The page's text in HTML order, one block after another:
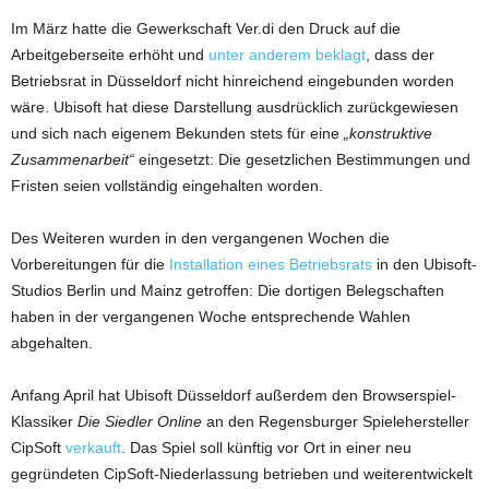
Im März hatte die Gewerkschaft Ver.di den Druck auf die
Arbeitgeberseite erhöht und unter anderem beklagt , dass der
Betriebsrat in Düsseldorf nicht hinreichend eingebunden worden
wäre. Ubisoft hat diese Darstellung ausdrücklich zurückgewiesen
und sich nach eigenem Bekunden stets für eine „konstruktive
Zusammenarbeit“ eingesetzt: Die gesetzlichen Bestimmungen und
Fristen seien vollständig eingehalten worden.
Des Weiteren wurden in den vergangenen Wochen die
Vorbereitungen für die Installation eines Betriebsrats in den Ubisoft-
Studios Berlin und Mainz getroffen: Die dortigen Belegschaften
haben in der vergangenen Woche entsprechende Wahlen
abgehalten.
Anfang April hat Ubisoft Düsseldorf außerdem den Browserspiel-
Klassiker Die Siedler Online an den Regensburger Spielehersteller
CipSoft verkauft . Das Spiel soll künftig vor Ort in einer neu
gegründeten CipSoft-Niederlassung betrieben und weiterentwickelt